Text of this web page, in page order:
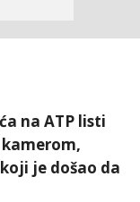
na ATP listi
kamerom,
je došao da